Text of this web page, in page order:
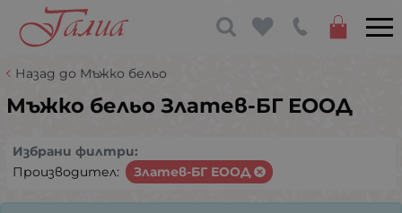
Назад до Мъжко бельо
Мъжко бельо Златев-БГ ЕООД
Избрани филтри:
Производител:
Златев-БГ ЕООД